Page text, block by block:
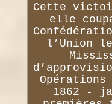
Cette
elle
l’Union
1862 -